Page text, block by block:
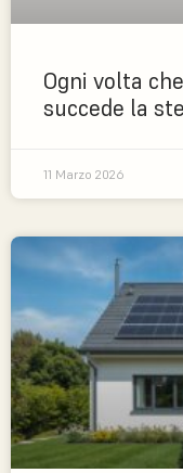
Ogni volta
succede la
11 Marzo 2026